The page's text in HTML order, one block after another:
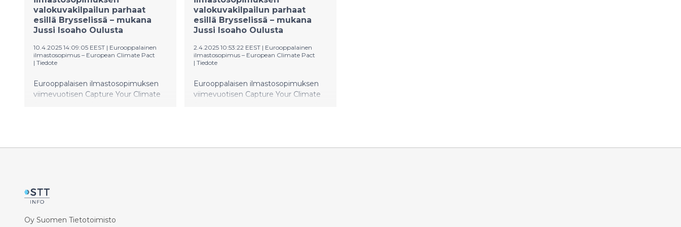
ympäristö- ja ilmastoministeri Sari
Multala. Puolueiden edustajat ja
tilaisuuden ohjelma
valokuvakilpailun parhaat
esillä Brysselissä – mukana
Jussi Isoaho Oulusta
10.4.2025 14:09:05 EEST | Eurooppalainen
ilmastosopimus – European Climate Pact
| Tiedote
Eurooppalaisen ilmastosopimuksen
viimevuotisen Capture Your Climate
avajaisissa oli myös valokuvakilpailun
Brysselissä toukokuun 2. päivään asti.
valokuvakilpailun parhaat
esillä Brysselissä – mukana
Jussi Isoaho Oulusta
2.4.2025 10:53:22 EEST | Eurooppalainen
ilmastosopimus – European Climate Pact
| Tiedote
Eurooppalaisen ilmastosopimuksen
viimevuotisen Capture Your Climate
avajaisissa oli myös valokuvakilpailun
Oy Suomen Tietotoimisto